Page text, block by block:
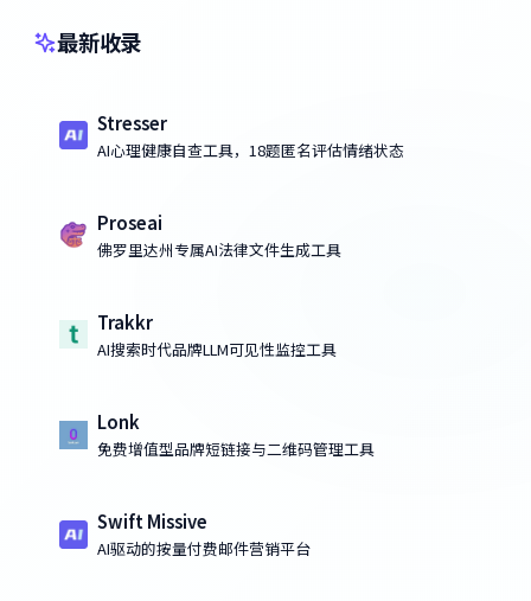
最新收录
Stresser
AI心理健康自查工具，18题匿名评估情绪状态
Proseai
佛罗里达州专属AI法律文件生成工具
Trakkr
AI搜索时代品牌LLM可见性监控工具
Lonk
免费增值型品牌短链接与二维码管理工具
Swift Missive
AI驱动的按量付费邮件营销平台